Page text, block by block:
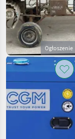
Ogłoszenie